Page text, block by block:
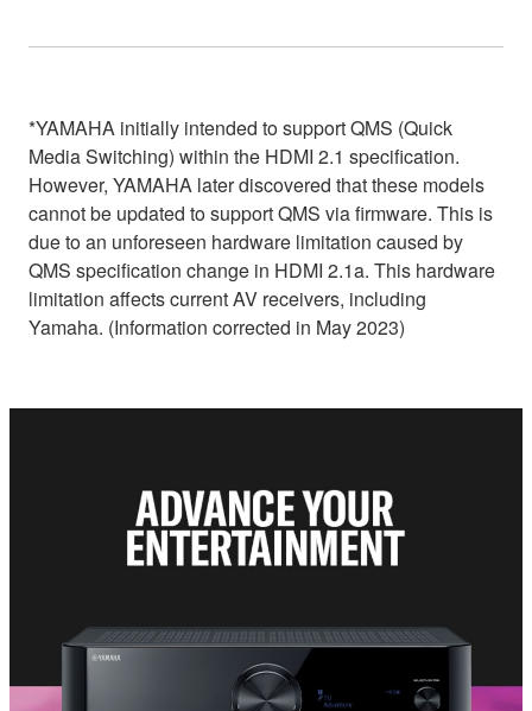
*YAMAHA initially intended to support QMS (Quick
Media Switching) within the HDMI 2.1 specification.
However, YAMAHA later discovered that these models
cannot be updated to support QMS via firmware. This is
due to an unforeseen hardware limitation caused by
QMS specification change in HDMI 2.1a. This hardware
limitation affects current AV receivers, including
Yamaha. (Information corrected in May 2023)